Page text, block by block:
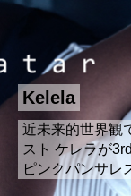
Kelela
近未来的世界観
スト ケレラが
ピンクパンサレ